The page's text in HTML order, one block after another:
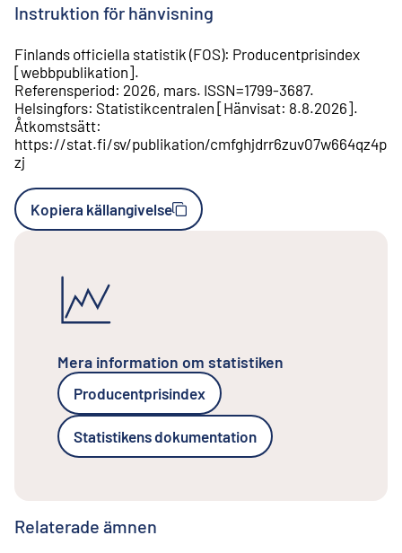
Instruktion för hänvisning
Finlands officiella statistik (FOS): Producentprisindex
[webbpublikation].
Referensperiod: 2026, mars. ISSN=1799-3687.
Helsingfors: Statistikcentralen [Hänvisat: 8.8.2026].
Åtkomstsätt:
https://stat.fi/sv/publikation/cmfghjdrr6zuv07w664qz4p
zj
Kopiera källangivelse
Mera information om statistiken
Producentprisindex
Statistikens dokumentation
Relaterade ämnen